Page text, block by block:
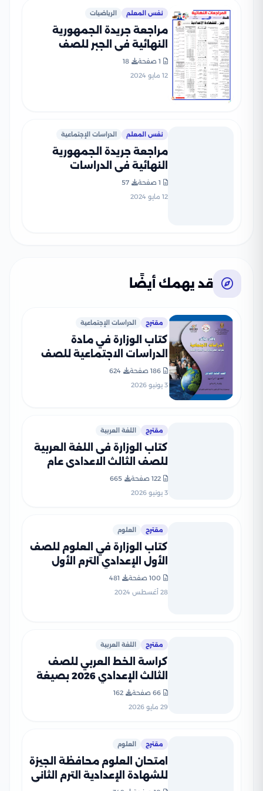
نفس المعلم الرياضيات
مراجعة جريدة الجمهورية
النهائية في الجبر للصف
الثالث الإعدادي الفصل
الدراسي الثاني
1 صفحة
18
12 مايو 2024
نفس المعلم الدراسات الإجتماعية
مراجعة جريدة الجمهورية
النهائية في الدراسات
الاجتماعية للصف الثالث
الإعدادي الفصل الدراسي
1 صفحة
57
12 مايو 2024
قد يهمك أيضًا
مقترح الدراسات الإجتماعية
كتاب الوزارة في مادة
الدراسات الاجتماعية للصف
PDF
186 صفحة
624
3 يونيو 2026
مقترح اللغة العربية
كتاب الوزارة فى اللغة العربية
للصف الثالث الاعدادى عام
2026 PDF
122 صفحة
665
3 يونيو 2026
مقترح العلوم
كتاب الوزارة في العلوم للصف
الأول الإعدادي الترم الأول
2025 بصيغة PDF
100 صفحة
481
28 أغسطس 2024
مقترح اللغة العربية
كراسة الخط العربي للصف
الثالث الإعدادي 2026 بصيغة
PDF
66 صفحة
162
29 مايو 2026
مقترح العلوم
امتحان العلوم محافظة الجيزة
للشهادة الإعدادية الترم الثاني